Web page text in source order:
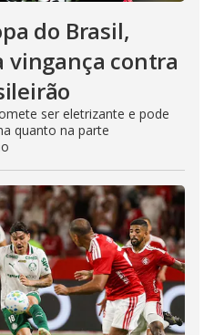
do Brasil,
vingança contra
ser eletrizante e pode
quanto na parte